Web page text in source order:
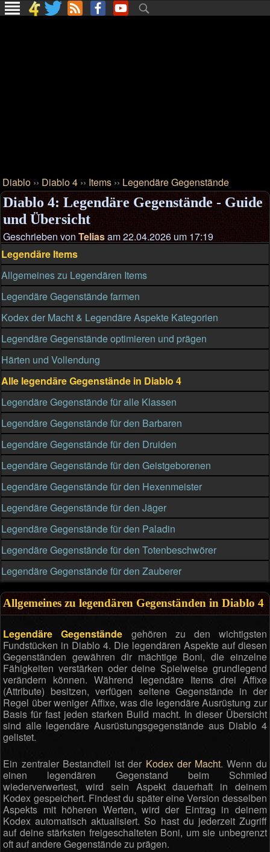
Diablo ›› Diablo 4 ›› Items ›› Legendäre Gegenstände
Diablo 4: Legendäre Gegenstände - Guide
und Übersicht
Geschrieben vonTeliasam 22.04.2026 um 17:19
Legendäre Items
Allgemeines zu Legendären Items
Legendäre Gegenstände farmen
Kodex der Macht & Legendäre Aspekte Kategorien
Legendäre Gegenstände optimieren und prägen
Härten und Vollendung
Alle legendäre Gegenstände in Diablo 4
Legendäre Gegenstände für alle Klassen
Legendäre Gegenstände für den Barbaren
Legendäre Gegenstände für den Druiden
Legendäre Gegenstände für den Geistgeborenen
Legendäre Gegenstände für den Hexenmeister
Legendäre Gegenstände für den Jäger
Legendäre Gegenstände für den Paladin
Legendäre Gegenstände für den Totenbeschwörer
Legendäre Gegenstände für den Zauberer
Allgemeines zu legendären Gegenständen in Diablo 4
Legendäre Gegenstände gehören zu den wichtigsten
Fundstücken in Diablo 4. Die legendären Aspekte auf diesen
Gegenständen gewähren dir mächtige Boni, die einzelne
Fähigkeiten verstärken oder deine Spielweise grundlegend
verändern können. Während legendäre Items drei Affixe
(Attribute) besitzen, verfügen seltene Gegenstände in der
Regel über weniger Affixe, was die legendäre Ausrüstung zur
Basis für fast jeden starken Build macht. In dieser Übersicht
sind alle legendäre Ausrüstungsgegenstände aus Diablo 4
gelistet.
Ein zentraler Bestandteil ist der Kodex der Macht. Wenn du
einen legendären Gegenstand beim Schmied
wiederverwertest, wird sein Aspekt dauerhaft in deinem
Kodex gespeichert. Findest du später eine Version desselben
Aspekts mit höheren Werten, wird der Eintrag in deinem
Kodex automatisch aktualisiert. So hast du jederzeit Zugriff
auf deine stärksten freigeschalteten Boni, um sie unbegrenzt
oft auf andere Gegenstände zu prägen.